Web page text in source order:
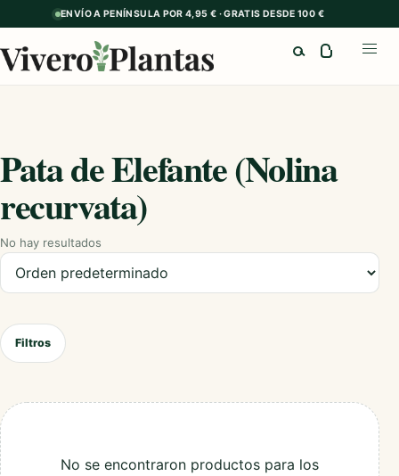
ENVÍO A PENÍNSULA POR 4,95 € · GRATIS DESDE 100 €
Pata de Elefante (Nolina
recurvata)
No hay resultados
Ordenar productos
Filtros
No se encontraron productos para los